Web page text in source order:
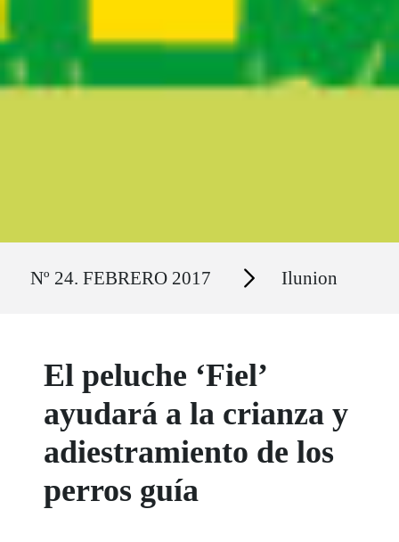
Nº 24. FEBRERO 2017 Secciones Ilunion
El peluche ‘Fiel’
ayudará a la crianza y
adiestramiento de los
perros guía